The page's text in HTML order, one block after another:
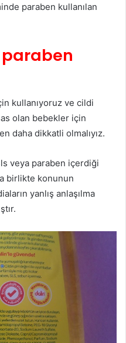
paraben kullanılan
kullanıyoruz ve cildi
olan bebekler için
daha dikkatli olmalıyız.
veya paraben içerdiği
birlikte konunun
yanlış anlaşılma